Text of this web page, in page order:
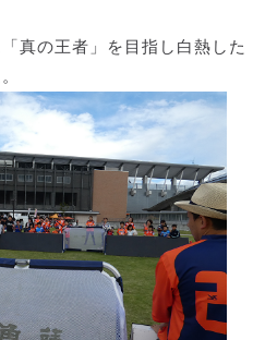
真の王者」を目指し白熱した